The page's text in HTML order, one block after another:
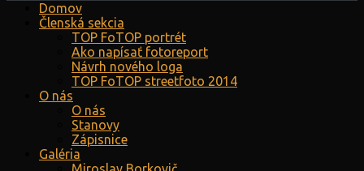
Domov
Členská sekcia
TOP FoTOP portrét
Ako napísať fotoreport
Návrh nového loga
TOP FoTOP streetfoto 2014
O nás
O nás
Stanovy
Zápisnice
Galéria